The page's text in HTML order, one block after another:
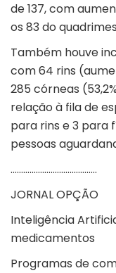
de 137, com
os 83 do
Também houve
com 64 rins
285 córneas
relação à fila de
para rins e 3 para
pessoas
…………………………………..
JORNAL OPÇÃO
Inteligência
medicamentos
Programas de